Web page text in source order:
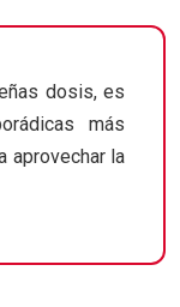
dosis, es
más
aprovechar la